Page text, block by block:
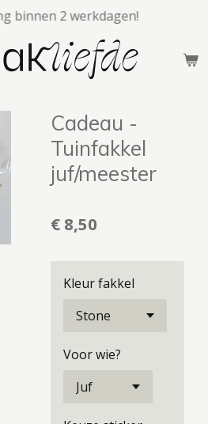
binnen 2 werkdagen!
Cadeau -
Tuinfakkel
juf/meester
€ 8,50
Kleur fakkel
Voor wie?